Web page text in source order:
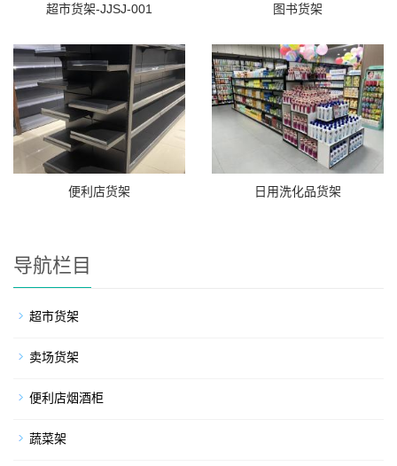
超市货架-JJSJ-001 图书货架
便利店货架 日用洗化品货架
导航栏目
超市货架
卖场货架
便利店烟酒柜
蔬菜架